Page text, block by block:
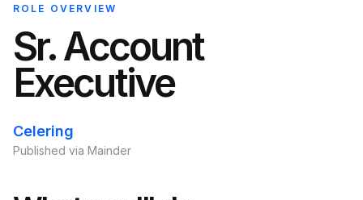
ROLE OVERVIEW
Sr. Account
Executive
Celering
Published via Mainder